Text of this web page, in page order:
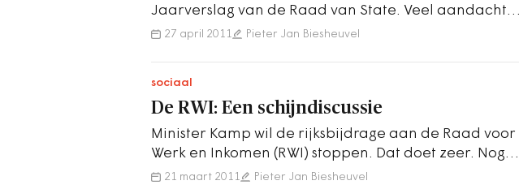
Jaarverslag van de Raad van State. Veel aandacht
kreeg de passage over de rol van de…
27 april 2011 Pieter Jan Biesheuvel
sociaal
De RWI: Een schijndiscussie
Minister Kamp wil de rijksbijdrage aan de Raad voor
Werk en Inkomen (RWI) stoppen. Dat doet zeer. Nog
meer pijn doen zijn argumenten. Die…
21 maart 2011 Pieter Jan Biesheuvel